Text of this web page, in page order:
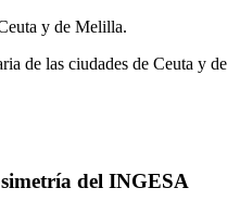
y de Melilla.
de las ciudades de Ceuta y de
del INGESA